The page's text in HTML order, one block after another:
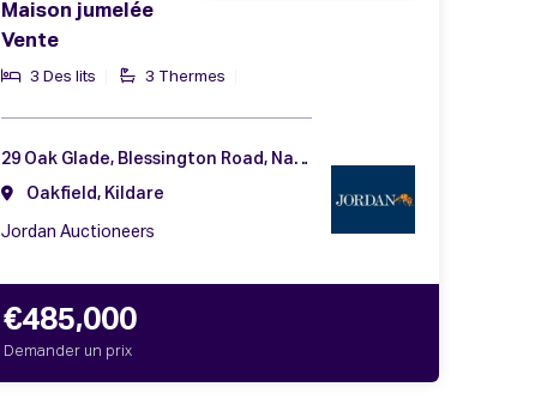
Maison jumelée
Vente
3 Des lits 3 Thermes
29 Oak Glade, Blessington Road, Naas, Co. Kildare, W91 CHH2
Oakfield, Kildare
Jordan Auctioneers
€485,000
Demander un prix